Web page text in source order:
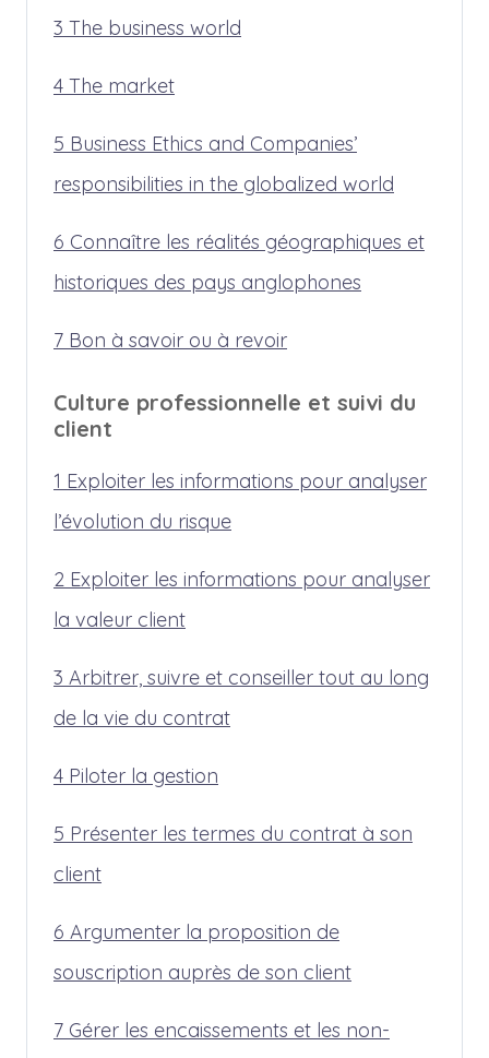
3 The business world
4 The market
5 Business Ethics and Companies’
responsibilities in the globalized world
6 Connaître les réalités géographiques et
historiques des pays anglophones
7 Bon à savoir ou à revoir
Culture professionnelle et suivi du
client
1 Exploiter les informations pour analyser
l’évolution du risque
2 Exploiter les informations pour analyser
la valeur client
3 Arbitrer, suivre et conseiller tout au long
de la vie du contrat
4 Piloter la gestion
5 Présenter les termes du contrat à son
client
6 Argumenter la proposition de
souscription auprès de son client
7 Gérer les encaissements et les non-